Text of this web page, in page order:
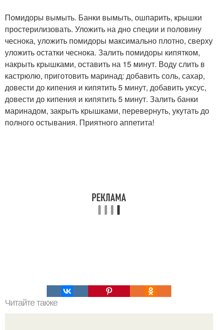
Помидоры вымыть. Банки вымыть, ошпарить, крышки
простерилизовать. Уложить на дно специи и половину
чеснока, уложить помидоры максимально плотно, сверху
уложить остатки чеснока. Залить помидоры кипятком,
накрыть крышками, оставить на 15 минут. Воду слить в
кастрюлю, приготовить маринад: добавить соль, сахар,
довести до кипения и кипятить 5 минут, добавить уксус,
довести до кипения и кипятить 5 минут. Залить банки
маринадом, закрыть крышками, перевернуть, укутать до
полного остывания. Приятного аппетита!
Читайте также